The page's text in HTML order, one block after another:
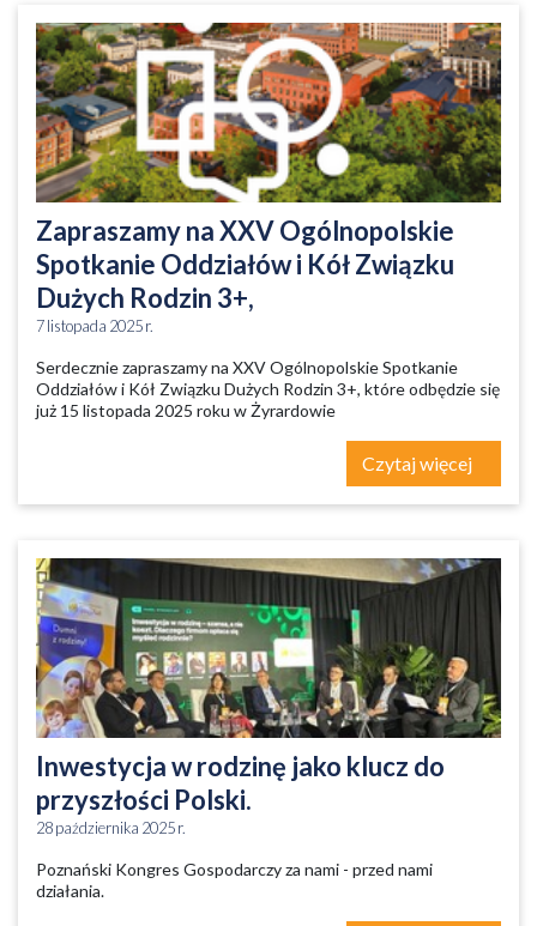
Zapraszamy na XXV Ogólnopolskie
Spotkanie Oddziałów i Kół Związku
Dużych Rodzin 3+,
7 listopada 2025 r.
Serdecznie zapraszamy na XXV Ogólnopolskie Spotkanie
Oddziałów i Kół Związku Dużych Rodzin 3+, które odbędzie się
już 15 listopada 2025 roku w Żyrardowie
Czytaj więcej
Inwestycja w rodzinę jako klucz do
przyszłości Polski.
28 października 2025 r.
Poznański Kongres Gospodarczy za nami - przed nami
działania.